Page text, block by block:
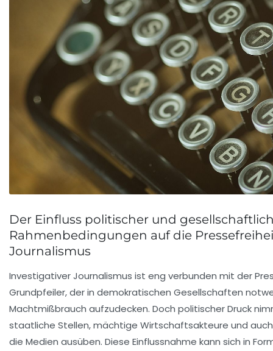
Der Einfluss politischer und
Rahmenbedingungen auf die
Journalismus
Investigativer Journalismus ist eng verbunden mit der
Grundpfeiler, der in demokratischen Gesellschaften
Machtmißbrauch aufzudecken. Doch politischer Druck
staatliche Stellen, mächtige Wirtschaftsakteure und auch
die Medien ausüben. Diese Einflussnahme kann sich in